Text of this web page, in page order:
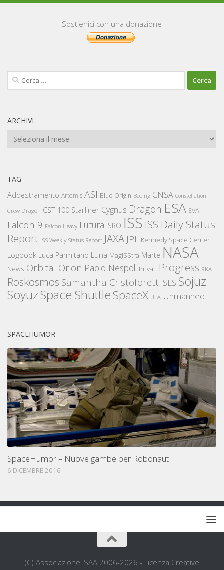
Sostienici con una donazione
Ricerca
per:
ARCHIVI
Archivi
TAG
Addestramento Artemis ASI Blue Origin Boeing CNSA Constellation
Crew Dragon CST-100 Starliner Cygnus Dragon ESA EVA
Falcon 9 Falcon Heavy Futura ISRO ISS ISS Daily Status
Report ISS Weekly Status Report JAXA JPL Kennedy Space Center
Logbook Luca Parmitano Luna MagISStra Marte NASA
News Orbital Orion Paolo Nespoli Privati Progress RKA
Roskosmos Samantha Cristoforetti SLS Sojuz
SoyuzSpace ShuttleSpaceX ULA Unmanned
SPACEHUMOR
SpaceHumor – Nuove gambe per Robonaut
6 DICEMBRE 2016
(C) Associazione ISAA 2006-2026 - Licenza Creative